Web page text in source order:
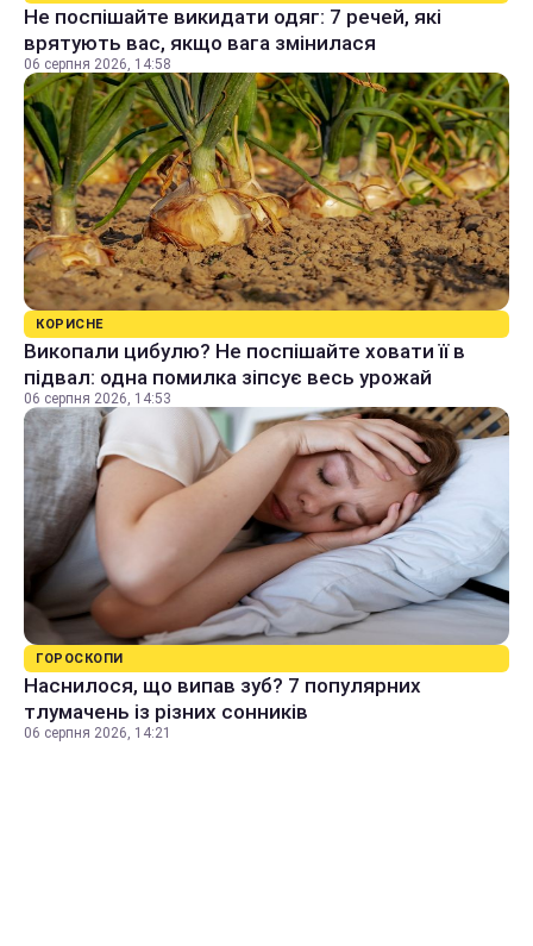
Не поспішайте викидати одяг: 7 речей, які
врятують вас, якщо вага змінилася
06 серпня 2026, 14:58
КОРИСНЕ
Викопали цибулю? Не поспішайте ховати її в
підвал: одна помилка зіпсує весь урожай
06 серпня 2026, 14:53
ГОРОСКОПИ
Наснилося, що випав зуб? 7 популярних
тлумачень із різних сонників
06 серпня 2026, 14:21